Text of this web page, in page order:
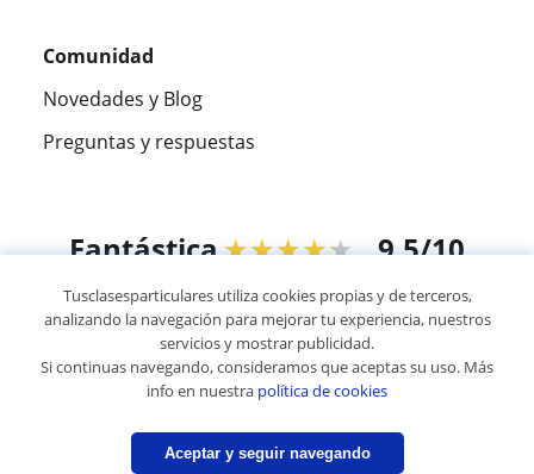
Comunidad
Novedades y Blog
Preguntas y respuestas
Fantástica★★★★★ 9,5/10
305915opiniones de alumnos
© 2007 - 2026 Tusclasesparticulares.com.ec
Mapa web:Profesores particulares
Tusclasesparticulares utiliza cookies propias y de terceros,
analizando la navegación para mejorar tu experiencia, nuestros
servicios y mostrar publicidad.
Si continuas navegando, consideramos que aceptas su uso. Más
info en nuestra política de cookies
Aceptar y seguir navegando